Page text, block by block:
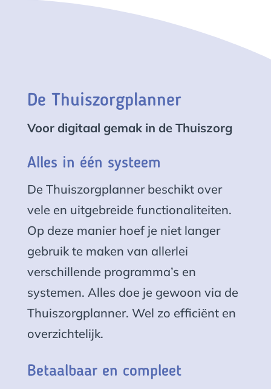
De Thuiszorgplanner
Voor digitaal gemak in de Thuiszorg
Alles in één systeem
De Thuiszorgplanner beschikt over
vele en uitgebreide functionaliteiten.
Op deze manier hoef je niet langer
gebruik te maken van allerlei
verschillende programma’s en
systemen. Alles doe je gewoon via de
Thuiszorgplanner. Wel zo efficiënt en
overzichtelijk.
Betaalbaar en compleet